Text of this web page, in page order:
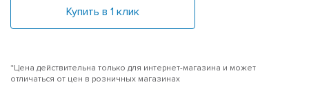
Купить в 1 клик
*Цена действительна только для интернет-магазина и может
отличаться от цен в розничных магазинах